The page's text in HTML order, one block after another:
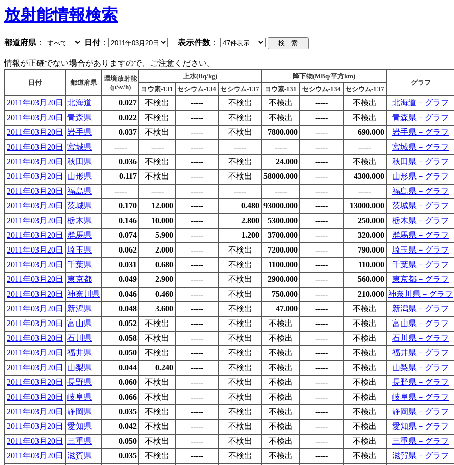
放射能情報検索
都道府県： 日付： 表示件数 ：
情報が正確でない場合がありますので、ご注意ください。
日付 都道府県
環境放射能
(μSv/h)
上水(Bq/kg)
降下物(MBq/平方km)
グラフ
ヨウ素-131 セシウム-134 セシウム-137 ヨウ素-131 セシウム-134 セシウム-137
2011年03月20日 北海道 0.027 不検出 ----- 不検出 不検出 ----- 不検出
北海道－グラフ
2011年03月20日
青森県 0.022 不検出 ----- 不検出 不検出 ----- 不検出
青森県－グラフ
2011年03月20日
岩手県 0.037 不検出 ----- 不検出 7800.000 ----- 690.000
岩手県－グラフ
2011年03月20日
宮城県 ----- ----- ----- ----- ----- ----- -----
宮城県－グラフ
2011年03月20日
秋田県 0.036 不検出 ----- 不検出 24.000 ----- 不検出
秋田県－グラフ
2011年03月20日
山形県 0.117 不検出 ----- 不検出 58000.000 ----- 4300.000
山形県－グラフ
2011年03月20日
福島県 ----- ----- ----- ----- ----- ----- -----
福島県－グラフ
2011年03月20日
茨城県 0.170 12.000 ----- 0.480 93000.000 ----- 13000.000
茨城県－グラフ
2011年03月20日
栃木県 0.146 10.000 ----- 2.800 5300.000 ----- 250.000
栃木県－グラフ
2011年03月20日
群馬県 0.074 5.900 ----- 1.200 3700.000 ----- 320.000
群馬県－グラフ
2011年03月20日
埼玉県 0.062 2.000 ----- 不検出 7200.000 ----- 790.000
埼玉県－グラフ
2011年03月20日
千葉県 0.031 0.680 ----- 不検出 1100.000 ----- 110.000
千葉県－グラフ
2011年03月20日
東京都 0.049 2.900 ----- 不検出 2900.000 ----- 560.000
東京都－グラフ
2011年03月20日
神奈川県 0.046 0.460 ----- 不検出 750.000 ----- 210.000 神奈川県－グラフ
2011年03月20日
新潟県 0.048 3.600 ----- 不検出 47.000 ----- 不検出
新潟県－グラフ
2011年03月20日
富山県 0.052 不検出 ----- 不検出 不検出 ----- 不検出
富山県－グラフ
2011年03月20日
石川県 0.058 不検出 ----- 不検出 不検出 ----- 不検出
石川県－グラフ
2011年03月20日
福井県 0.050 不検出 ----- 不検出 不検出 ----- 不検出
福井県－グラフ
2011年03月20日
山梨県 0.044 0.240 ----- 不検出 不検出 ----- 不検出
山梨県－グラフ
2011年03月20日
長野県 0.060 不検出 ----- 不検出 不検出 ----- 不検出
長野県－グラフ
2011年03月20日
岐阜県 0.066 不検出 ----- 不検出 不検出 ----- 不検出
岐阜県－グラフ
2011年03月20日
静岡県 0.035 不検出 ----- 不検出 不検出 ----- 不検出
静岡県－グラフ
2011年03月20日
愛知県 0.042 不検出 ----- 不検出 不検出 ----- 不検出
愛知県－グラフ
2011年03月20日
三重県 0.050 不検出 ----- 不検出 不検出 ----- 不検出
三重県－グラフ
2011年03月20日
滋賀県 0.035 不検出 ----- 不検出 不検出 ----- 不検出
滋賀県－グラフ